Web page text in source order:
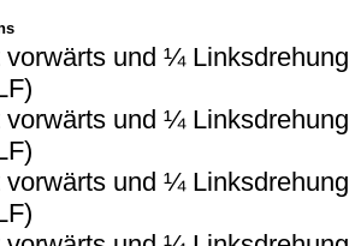
vorwärts und ¼
vorwärts und ¼
vorwärts und ¼